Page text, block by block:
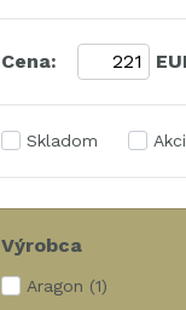
Cena:
Skladom
Výrobca
Aragon (1)